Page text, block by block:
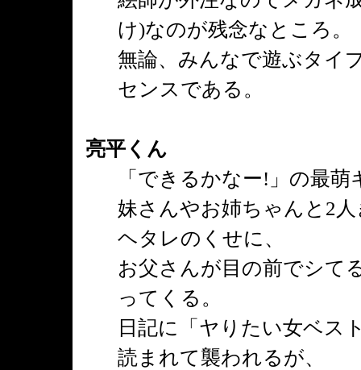
け)なのが残念なところ。
無論、みんなで遊ぶタイ
センスである。
亮平くん
「できるかなー!」の最
妹さんやお姉ちゃんと2
ヘタレのくせに、
お父さんが目の前でシて
ってくる。
日記に「ヤりたい女ベス
読まれて襲われるが、